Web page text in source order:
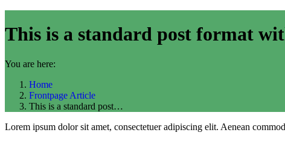
This is a standard post format
You are here:
Home
Frontpage Article
This is a standard post…
Lorem ipsum dolor sit amet, consectetuer adipiscing elit. Aenean